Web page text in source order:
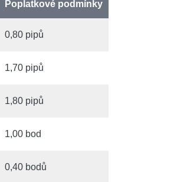
Poplatkové podmínky
0,80 pipů
1,70 pipů
1,80 pipů
1,00 bod
0,40 bodů